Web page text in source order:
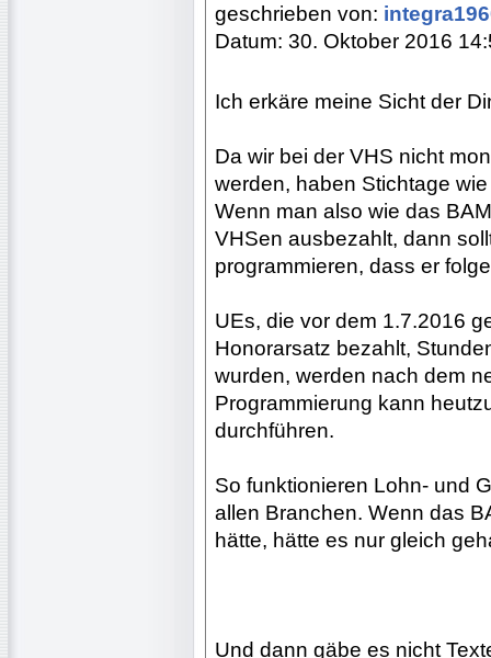
geschrieben von:
Datum: 30. Oktober 2016
Ich erkäre meine Sicht der
Da wir bei der VHS nicht
werden, haben Stichtage
Wenn man also wie das
VHSen ausbezahlt, dann
programmieren, dass er
UEs, die vor dem 1.7.2016
Honorarsatz bezahlt,
wurden, werden nach dem
Programmierung kann
durchführen.
So funktionieren Lohn- und
allen Branchen. Wenn das
hätte, hätte es nur gleich
Und dann gäbe es nicht